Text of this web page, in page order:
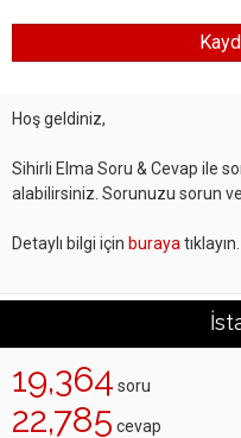
Hoş geldiniz,
Sihirli Elma Soru & Cevap ile
alabilirsiniz. Sorunuzu sorun
Detaylı bilgi için buraya tıklayın.
19,364 soru
22,785 cevap